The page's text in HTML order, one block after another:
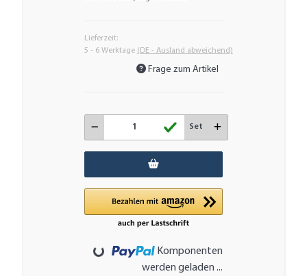
Lieferzeit:
5 - 6 Werktage (DE - Ausland abweichend)
Frage zum Artikel
Set
Loading...
Komponenten
werden geladen ...